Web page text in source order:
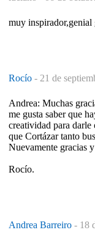
muy inspirador,genial
Rocío - 21 de
Andrea: Muchas
me gusta saber que
creatividad para
que Cortázar tanto
Nuevamente gracias
Rocío.
Andrea Barreiro - 18